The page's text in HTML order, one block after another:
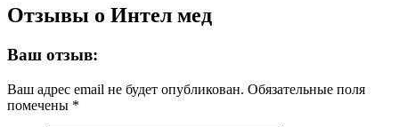
Отзывы о Интел мед
Ваш отзыв:
Ваш адрес email не будет опубликован. Обязательные поля
помечены *